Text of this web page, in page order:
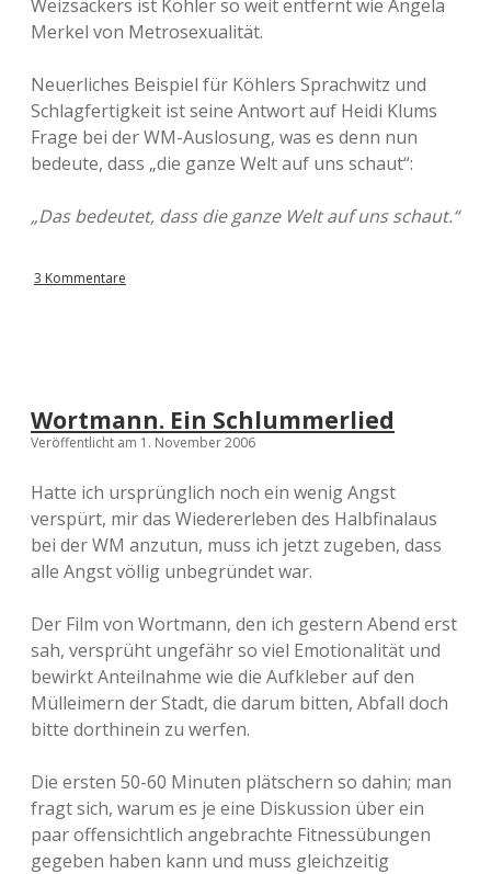
Weizsäckers ist Köhler so weit entfernt wie Angela
Merkel von Metrosexualität.
Neuerliches Beispiel für Köhlers Sprachwitz und
Schlagfertigkeit ist seine Antwort auf Heidi Klums
Frage bei der WM-Auslosung, was es denn nun
bedeute, dass „die ganze Welt auf uns schaut“:
„Das bedeutet, dass die ganze Welt auf uns schaut.“
3 Kommentare
Wortmann. Ein Schlummerlied
Veröffentlicht am 1. November 2006
Hatte ich ursprünglich noch ein wenig Angst
verspürt, mir das Wiedererleben des Halbfinalaus
bei der WM anzutun, muss ich jetzt zugeben, dass
alle Angst völlig unbegründet war.
Der Film von Wortmann, den ich gestern Abend erst
sah, versprüht ungefähr so viel Emotionalität und
bewirkt Anteilnahme wie die Aufkleber auf den
Mülleimern der Stadt, die darum bitten, Abfall doch
bitte dorthinein zu werfen.
Die ersten 50-60 Minuten plätschern so dahin; man
fragt sich, warum es je eine Diskussion über ein
paar offensichtlich angebrachte Fitnessübungen
gegeben haben kann und muss gleichzeitig